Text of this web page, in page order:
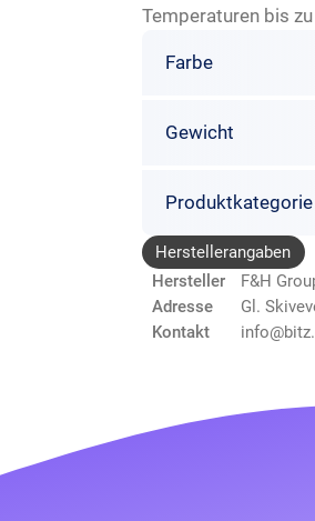
Temperaturen bis zu
Farbe
Gewicht
Produktkategorie
Herstellerangaben
Hersteller
F&H
Adresse
Gl.
Kontakt